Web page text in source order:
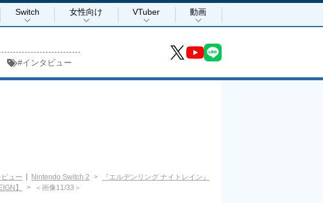
Switch 女性向け VTuber 動画
#インタビュー
ビュー Nintendo Switch 2
『エルデンリング ナイトレイン』
】
＜画像11/33＞